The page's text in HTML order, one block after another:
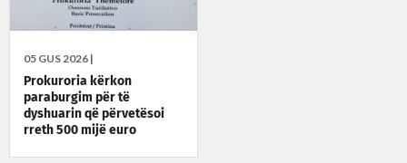
05 GUS 2026 |
Prokuroria kërkon
paraburgim për të
dyshuarin që përvetësoi
rreth 500 mijë euro